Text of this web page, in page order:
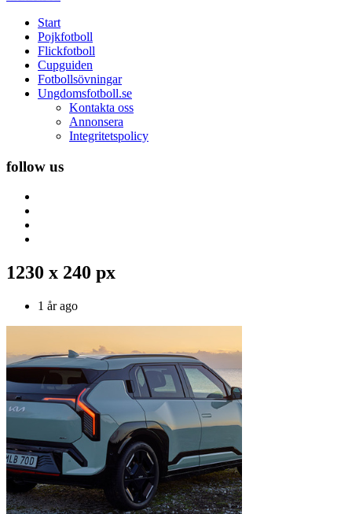
Start
Pojkfotboll
Flickfotboll
Cupguiden
Fotbollsövningar
Ungdomsfotboll.se
Kontakta oss
Annonsera
Integritetspolicy
follow us
1230 x 240 px
1 år ago